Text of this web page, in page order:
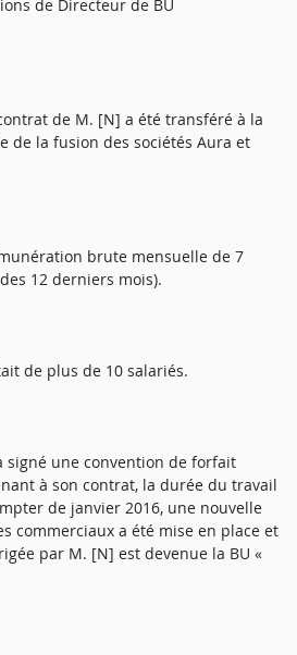
de Directeur de BU
de M. [N] a été transféré à la
de la fusion des sociétés Aura et
brute mensuelle de 7
12 derniers mois).
de plus de 10 salariés.
signé une convention de forfait
à son contrat, la durée du travail
de janvier 2016, une nouvelle
commerciaux a été mise en place et
par M. [N] est devenue la BU «